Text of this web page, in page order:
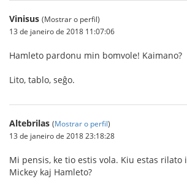
Vinisus (Mostrar o perfil)
13 de janeiro de 2018 11:07:06
Hamleto pardonu min bomvole! Kaimano?
Lito, tablo, seĝo.
Altebrilas (Mostrar o perfil)
13 de janeiro de 2018 23:18:28
Mi pensis, ke tio estis vola. Kiu estas rilato
Mickey kaj Hamleto?